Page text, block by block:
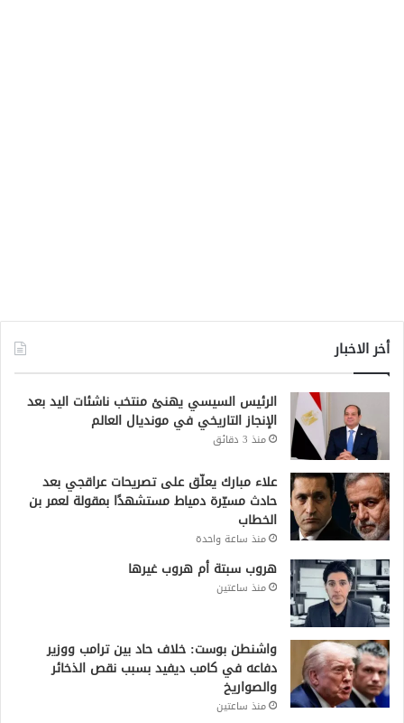
أخر الاخبار
الرئيس السيسي يهنئ منتخب ناشئات اليد بعد
الإنجاز التاريخي في مونديال العالم
منذ 3 دقائق
علاء مبارك يعلّق على تصريحات عراقجي بعد
حادث مسيّرة دمياط مستشهدًا بمقولة لعمر بن
الخطاب
منذ ساعة واحدة
هروب سبتة أم هروب غيرها
منذ ساعتين
واشنطن بوست: خلاف حاد بين ترامب ووزير
دفاعه في كامب ديفيد بسبب نقص الذخائر
والصواريخ
منذ ساعتين